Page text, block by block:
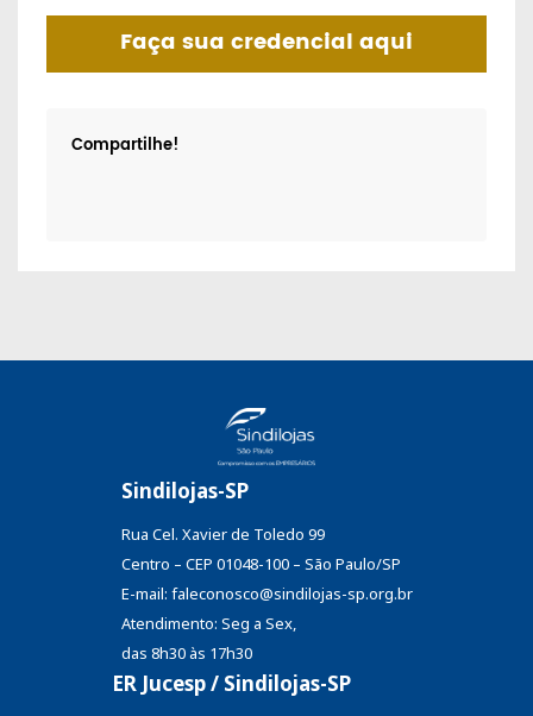
Faça sua credencial aqui
Compartilhe!
Sindilojas-SP
Rua Cel. Xavier de Toledo 99
Centro – CEP 01048-100 – São Paulo/SP
E-mail: faleconosco@sindilojas-sp.org.br
Atendimento: Seg a Sex,
das 8h30 às 17h30
ER Jucesp / Sindilojas-SP